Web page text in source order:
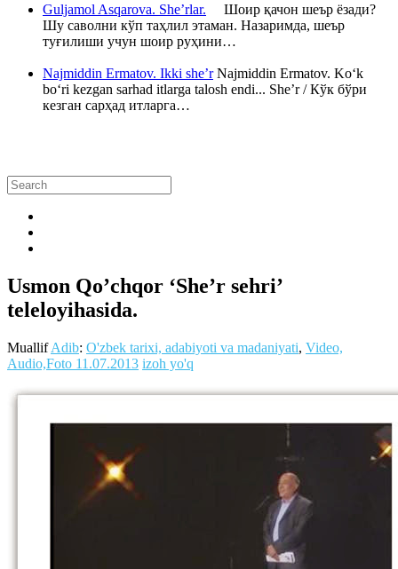
Guljamol Asqarova. She’rlar. Шоир қачон шеър ёзади?
Шу саволни кўп таҳлил этаман. Назаримда, шеър
туғилиши учун шоир руҳини…
Najmiddin Ermatov. Ikki she’rNajmiddin Ermatov. Ko‘k
bo‘ri kezgan sarhad itlarga talosh endi... She’r / Кўк бўри
кезган сарҳад итларга…
Usmon Qo’chqor ‘She’r sehri’
teleloyihasida.
MuallifAdib: O'zbek tarixi, adabiyoti va madaniyati, Video,
Audio,Foto 11.07.2013 izoh yo'q